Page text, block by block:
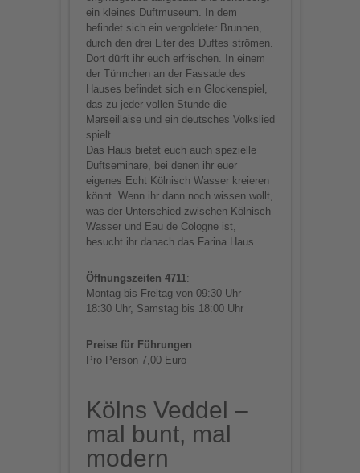
ein kleines Duftmuseum. In dem
befindet sich ein vergoldeter Brunnen,
durch den drei Liter des Duftes strömen.
Dort dürft ihr euch erfrischen. In einem
der Türmchen an der Fassade des
Hauses befindet sich ein Glockenspiel,
das zu jeder vollen Stunde die
Marseillaise und ein deutsches Volkslied
spielt.
Das Haus bietet euch auch spezielle
Duftseminare, bei denen ihr euer
eigenes Echt Kölnisch Wasser kreieren
könnt. Wenn ihr dann noch wissen wollt,
was der Unterschied zwischen Kölnisch
Wasser und Eau de Cologne ist,
besucht ihr danach das Farina Haus.
Öffnungszeiten 4711:
Montag bis Freitag von 09:30 Uhr –
18:30 Uhr, Samstag bis 18:00 Uhr
Preise für Führungen:
Pro Person 7,00 Euro
Kölns Veddel –
mal bunt, mal
modern